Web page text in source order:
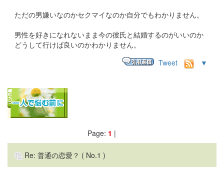
ただの男嫌いなのかセクマイなのか自分でもわかりません。
男性を好きになれないまま今の彼氏と結婚するのがいいのか
どうして行けば良いのかわかりません。
Tweet
▼
Page: 1 |
Re: 普通の恋愛？ ( No.1 )